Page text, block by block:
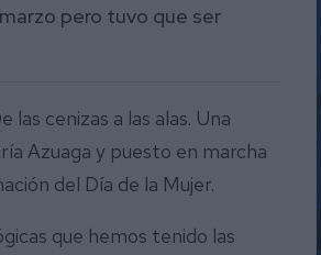
pero tuvo que ser
las cenizas a las alas. Una
Azuaga y puesto en marcha
del Día de la Mujer.
que hemos tenido las